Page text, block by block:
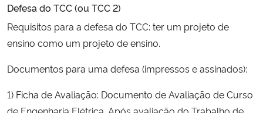
Banco Central do Brasil
Planalto
Defesa do TCC (ou TCC 2)
Requisitos para a defesa do TCC: ter um projeto de
ensino como um projeto de ensino.
Documentos para uma defesa (impressos e assinados):
1) Ficha de Avaliação: Documento de Avaliação de Curso
de Engenharia Elétrica. Após avaliação do Trabalho de